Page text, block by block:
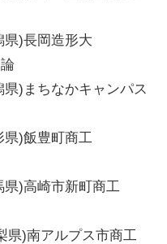
)長岡造形大
)まちなかキャンパス
)飯豊町商工
)高崎市新町商工
)南アルプス市商工